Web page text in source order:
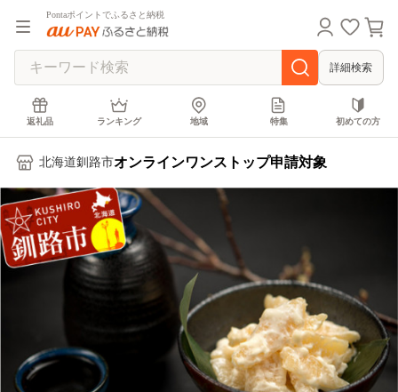
Pontaポイントでふるさと納税
詳細検索
返礼品 ランキング 地域 特集 初めての方
北海道釧路市オンラインワンストップ申請対象